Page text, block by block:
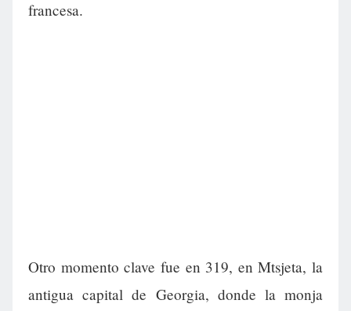
francesa.
Otro momento clave fue en 319, en Mtsjeta, la
antigua capital de Georgia, donde la monja